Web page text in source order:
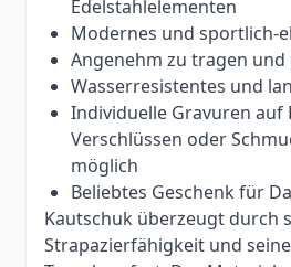
Edelstahlelementen
Modernes und sportlich-
Angenehm zu tragen
Wasserresistentes und
Individuelle Gravuren auf
Verschlüssen oder
möglich
Beliebtes Geschenk für
Kautschuk überzeugt durch
Strapazierfähigkeit und